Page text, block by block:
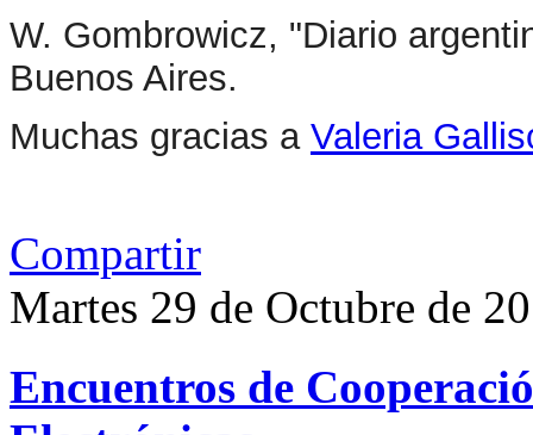
W. Gombrowicz, "Diario
Buenos Aires.
Muchas gracias a Valeria
Compartir
Martes 29 de Octubre de
Encuentros de